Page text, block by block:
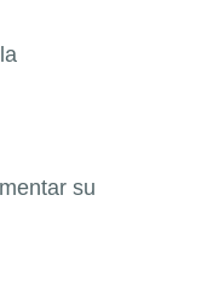
su